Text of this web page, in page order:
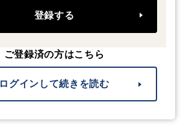
登録する
ご登録済の方はこちら
ログインして続きを読む